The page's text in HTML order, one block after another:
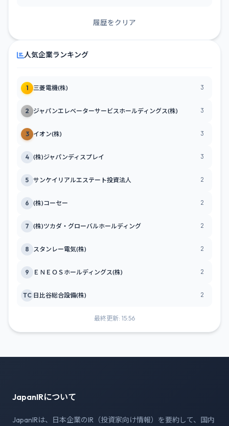
履歴をクリア
人気企業ランキング
1 三菱電機(株) 3
2 ジャパンエレベーターサービスホールディングス(株) 3
3 イオン(株) 3
4 (株)ジャパンディスプレイ 3
5 サンケイリアルエステート投資法人 2
6 (株)コーセー 2
7 (株)ツカダ・グローバルホールディング 2
8 スタンレー電気(株) 2
9 ＥＮＥＯＳホールディングス(株) 2
TC 日比谷総合設備(株) 2
最終更新: 15:56
JapanIRについて
JapanIRは、日本企業のIR（投資家向け情報）を要約して、国内